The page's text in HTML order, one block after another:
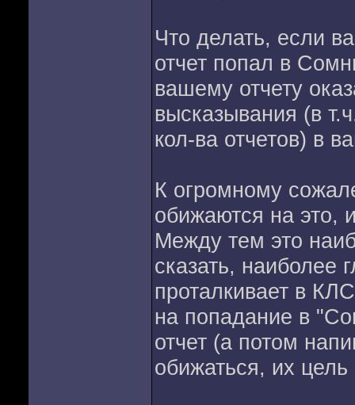
Что делать, если
отчет попал в
вашему отчету
высказывания (в
кол-ва отчетов) в
К огромному
обижаются на это,
Между тем это
сказать, наиболее
проталкивает в
на попадание в
отчет (а потом
обижаться, их